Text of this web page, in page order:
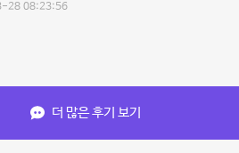
28 08:23:56
더 많은 후기 보기